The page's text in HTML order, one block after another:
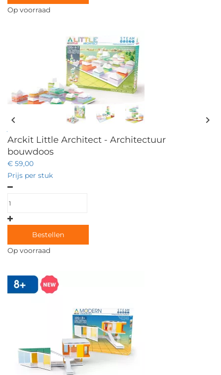
Op voorraad
Ontwerp en bouw
chevron_left chevron_right
Arckit Little Architect - Architectuur
bouwdoos
€ 59,00
Prijs per stuk
Bestellen
Op voorraad